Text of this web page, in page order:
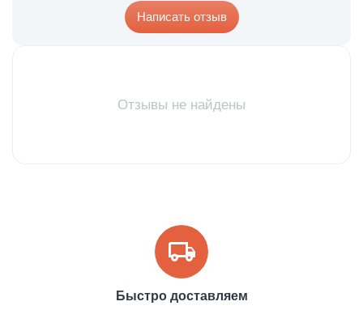
Написать отзыв
Отзывы не найдены
Быстро доставляем